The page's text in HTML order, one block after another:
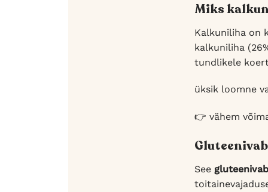
Miks
Kalkuniliha on
kalkuniliha
tundlikele
üksik loomne
👉 vähem
See